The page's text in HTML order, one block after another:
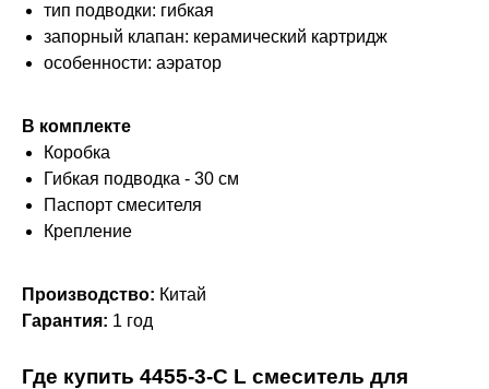
тип подводки: гибкая
запорный клапан: керамический картридж
особенности: аэратор
В комплекте
Коробка
Гибкая подводка - 30 см
Паспорт смесителя
Крепление
Производство: Китай
Гарантия: 1 год
Где купить 4455-3-С L смеситель для